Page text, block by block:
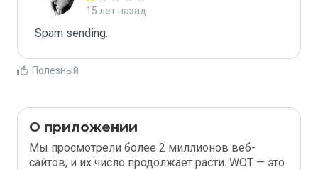
15 лет назад
Spam sending.
Полезный
О приложении
Мы просмотрели более 2 миллионов веб-
сайтов, и их число продолжает расти. WOT — это